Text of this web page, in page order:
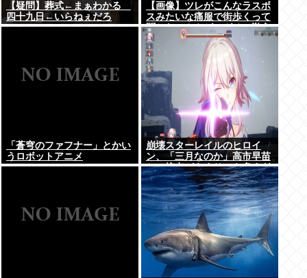
【疑問】葬式←まぁわかる
四十九日←いらねぇだろ
【画像】ツレがこんなラスボ
スみたいな痛服で街歩くって
聞かないんやが、ガチで勘弁
して欲しい
「蒼穹のファフナー」とかい
うロボットアニメ
崩壊スターレイルのヒロイ
ン、「三月なのか」高市早苗
との接点があまりにも多すぎ
る。もしかして早苗がモデ
ル？